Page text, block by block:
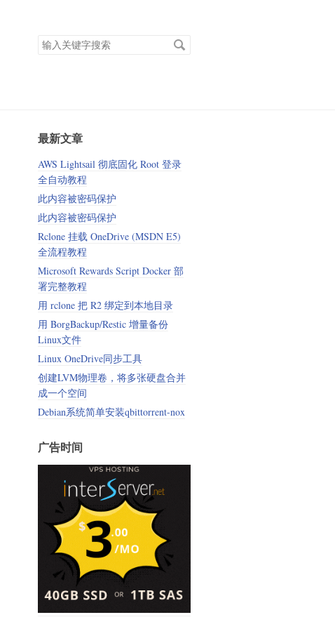
搜
索
-s)-$(uname -m)" -o /usr/local/bin/docker-compose
最新文章
AWS Lightsail 彻底固化 Root 登录
全自动教程
此内容被密码保护
此内容被密码保护
Rclone 挂载 OneDrive (MSDN E5)
全流程教程
Microsoft Rewards Script Docker 部
署完整教程
用 rclone 把 R2 绑定到本地目录
用 BorgBackup/Restic 增量备份
Linux文件
Linux OneDrive同步工具
创建LVM物理卷，将多张硬盘合并
成一个空间
Debian系统简单安装qbittorrent-nox
广告时间